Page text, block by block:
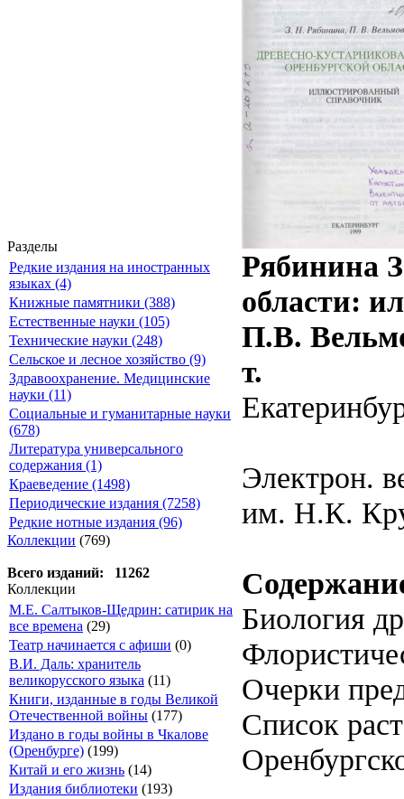
Разделы
Редкие издания на иностранных
языках (4)
Книжные памятники (388)
Естественные науки (105)
Технические науки (248)
Сельское и лесное хозяйство (9)
Здравоохранение. Медицинские
науки (11)
Социальные и гуманитарные науки
(678)
Литература универсального
содержания (1)
Краеведение (1498)
Периодические издания (7258)
Редкие нотные издания (96)
Коллекции (769)
Всего изданий: 11262
Коллекции
М.Е. Салтыков-Щедрин: сатирик на
все времена (29)
Театр начинается с афиши (0)
В.И. Даль: хранитель
великорусского языка (11)
Книги, изданные в годы Великой
Отечественной войны (177)
Издано в годы войны в Чкалове
(Оренбурге) (199)
Китай и его жизнь (14)
Издания библиотеки (193)
Рябинина
области:
П.В.
т.
Электрон.
им. Н.К.
Биология
Очерки
Список